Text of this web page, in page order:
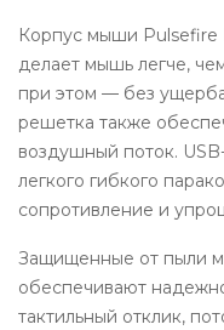
Корпус мыши Pulsefire
делает мышь легче,
при этом — без
решетка также
воздушный поток.
легкого гибкого
сопротивление и
Защищенные от пыли
обеспечивают
тактильный отклик,